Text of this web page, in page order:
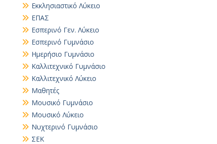
Εκκλησιαστικό Λύκειο
ΕΠΑΣ
Εσπερινό Γεν. Λύκειο
Εσπερινό Γυμνάσιο
Ημερήσιο Γυμνάσιο
Καλλιτεχνικό Γυμνάσιο
Καλλιτεχνικό Λύκειο
Μαθητές
Μουσικό Γυμνάσιο
Μουσικό Λύκειο
Νυχτερινό Γυμνάσιο
ΣΕΚ